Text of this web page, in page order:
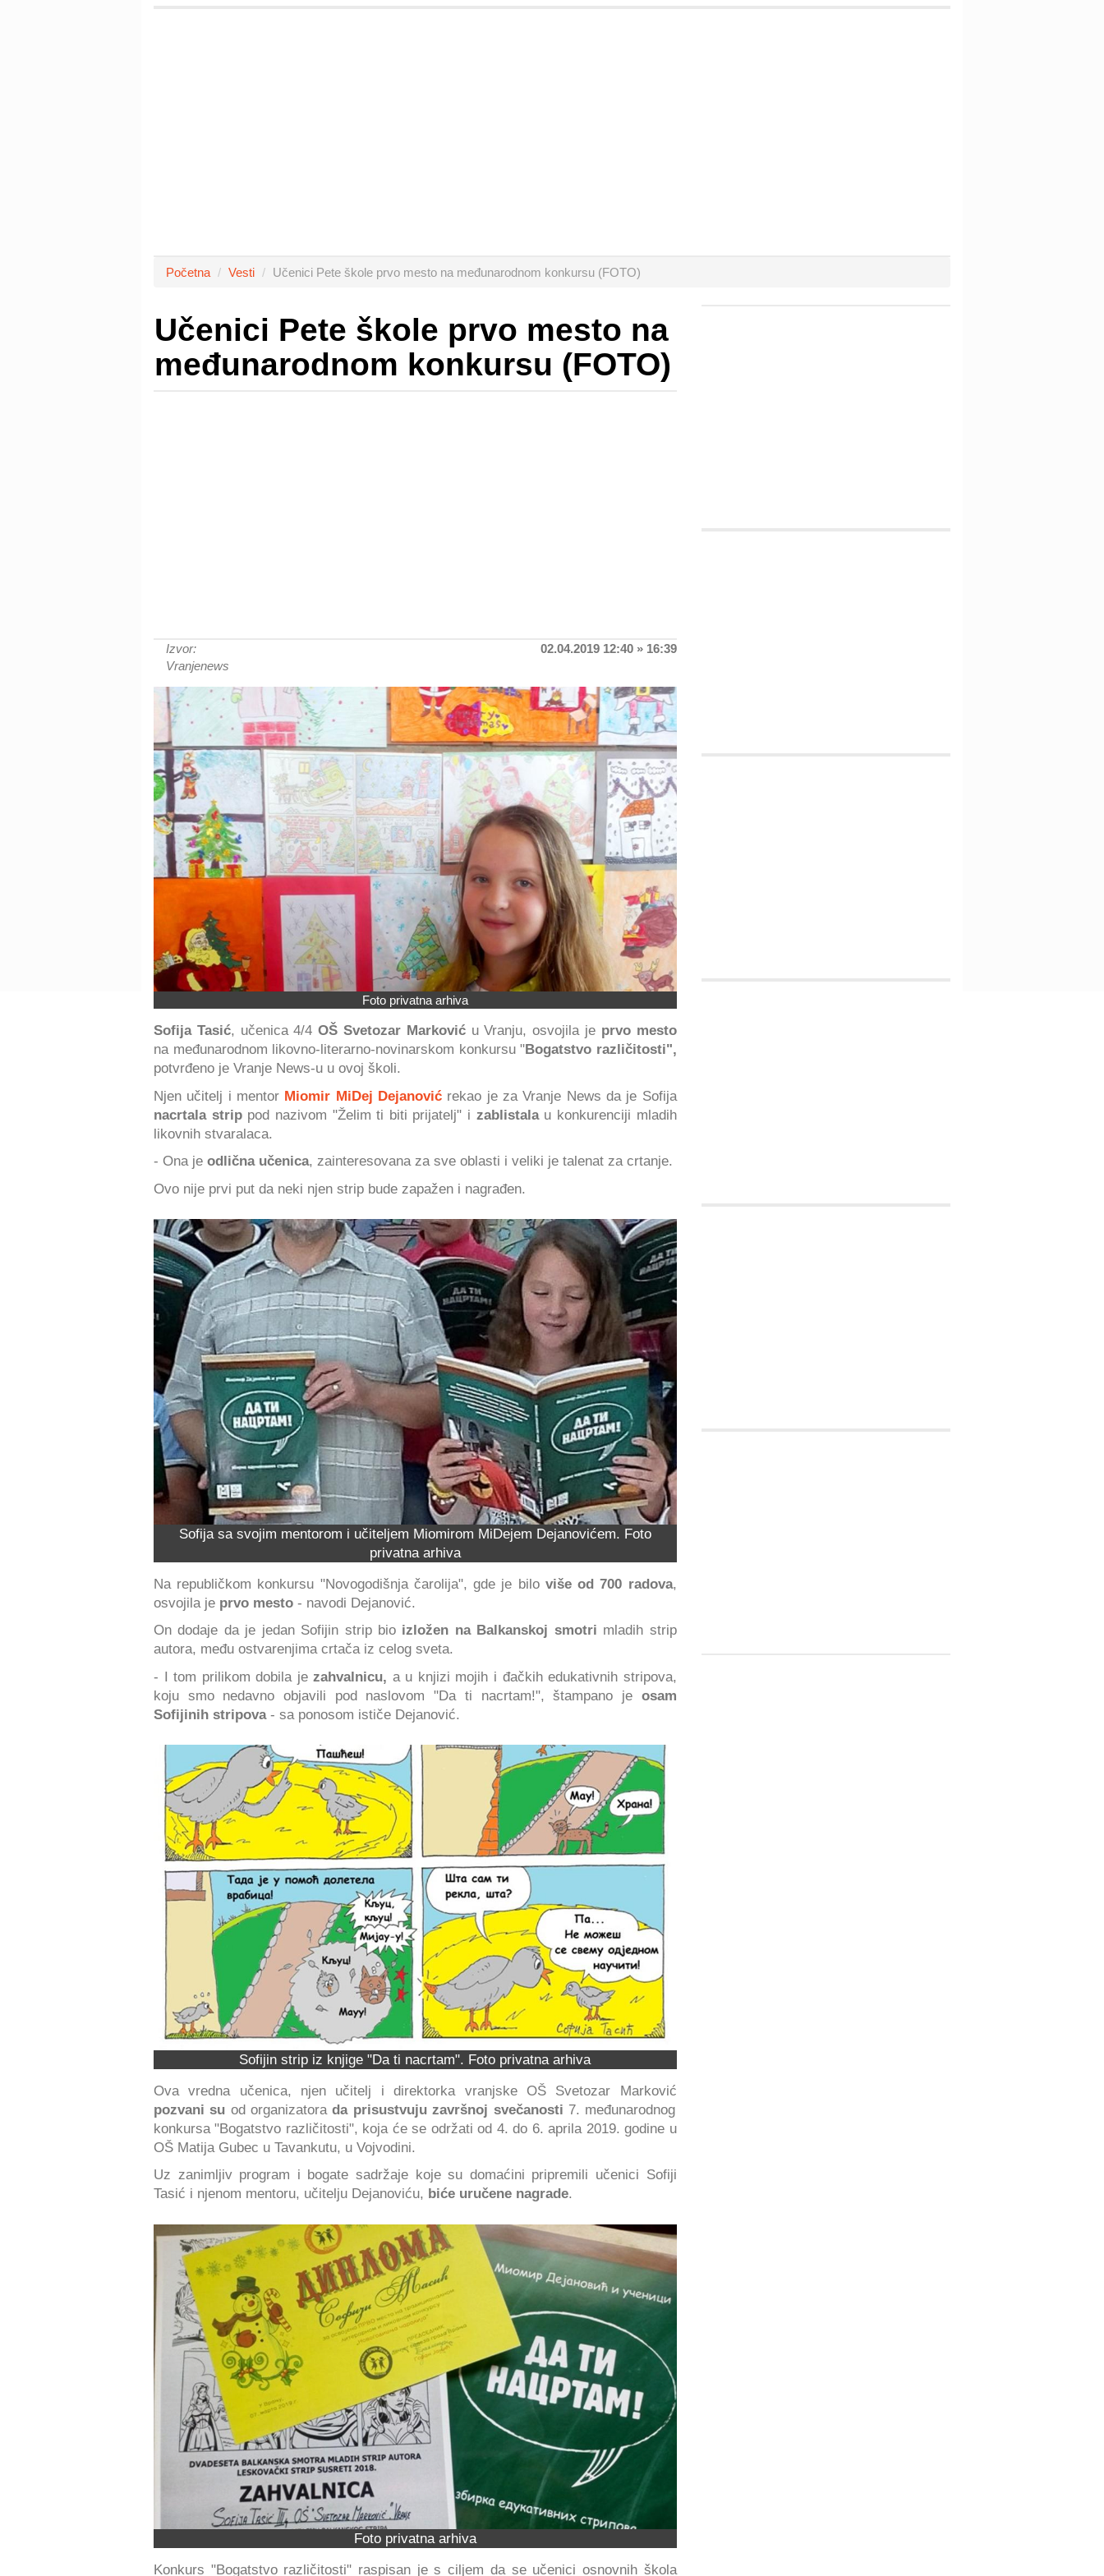
Početna Vesti Učenici Pete škole prvo mesto na međunarodnom konkursu (FOTO)
Učenici Pete škole prvo mesto na
međunarodnom konkursu (FOTO)
Izvor:
Vranjenews
02.04.2019 12:40 » 16:39
Foto privatna arhiva
Sofija Tasić, učenica 4/4OŠ Svetozar Markoviću Vranju, osvojila je prvo mesto
na međunarodnom likovno-literarno-novinarskom konkursu "Bogatstvo različitosti",
potvrđeno je Vranje News-u u ovoj školi.
Njen učitelj i mentor Miomir MiDej Dejanović rekao je za Vranje News da je Sofija
nacrtala strippod nazivom "Želim ti biti prijatelj" i zablistalau konkurenciji mladih
likovnih stvaralaca.
- Ona je odlična učenica, zainteresovana za sve oblasti i veliki je talenat za crtanje.
Ovo nije prvi put da neki njen strip bude zapažen i nagrađen.
Sofija sa svojim mentorom i učiteljem Miomirom MiDejem Dejanovićem. Foto
privatna arhiva
Na republičkom konkursu "Novogodišnja čarolija", gde je bilo više od 700 radova,
osvojila je prvo mesto - navodi Dejanović.
On dodaje da je jedan Sofijin strip bio izložen na Balkanskoj smotri mladih strip
autora, među ostvarenjima crtača iz celog sveta.
- I tom prilikom dobila jezahvalnicu, a u knjizi mojih i đačkih edukativnih stripova,
koju smo nedavno objavili pod naslovom "Da ti nacrtam!", štampano je osam
Sofijinih stripova- sa ponosom ističe Dejanović.
Sofijin strip iz knjige "Da ti nacrtam". Foto privatna arhiva
Ova vredna učenica, njen učitelj i direktorka vranjske OŠ Svetozar Marković
pozvani su od organizatorada prisustvuju završnoj svečanosti 7. međunarodnog
konkursa "Bogatstvo različitosti", koja će se održati od 4. do 6. aprila 2019. godine u
OŠ Matija Gubec u Tavankutu, u Vojvodini.
Uz zanimljiv program i bogate sadržaje koje su domaćini pripremili učenici Sofiji
Tasić i njenom mentoru, učitelju Dejanoviću, biće uručene nagrade.
Foto privatna arhiva
Konkurs "Bogatstvo različitosti" raspisan je s ciljem da se učenici osnovnih škola